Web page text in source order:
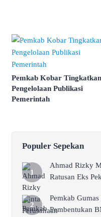
Pemkab Kobar Tingkatkan
Pengelolaan Publikasi
Pemerintah
Populer Sepekan
Ahmad Rizky
Ratusan Eks
Pemkab Gumas
Pembentukan